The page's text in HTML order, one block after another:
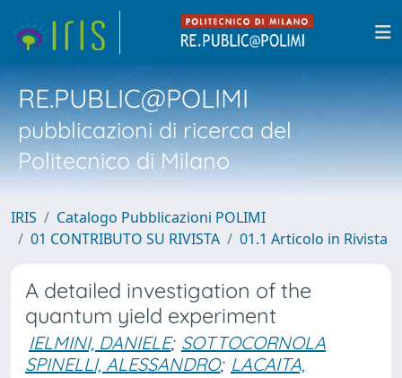
RE.PUBLIC@POLIMI
pubblicazioni di ricerca del
Politecnico di Milano
IRIS
Catalogo Pubblicazioni POLIMI
01 CONTRIBUTO SU RIVISTA
01.1 Articolo in Rivista
A detailed investigation of the
quantum yield experiment
IELMINI, DANIELE; SOTTOCORNOLA
SPINELLI, ALESSANDRO; LACAITA,